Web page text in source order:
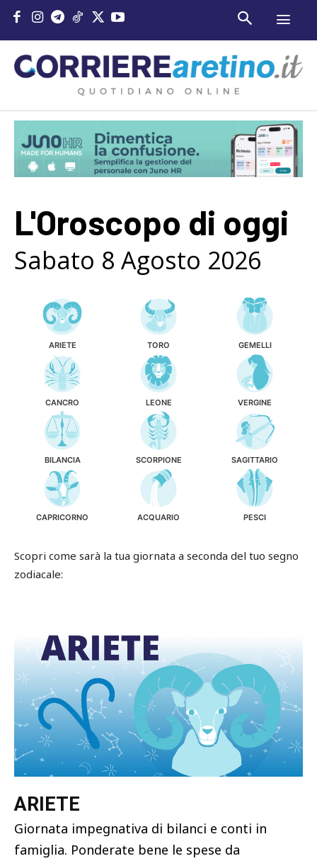
L'Oroscopo di oggi
Sabato 8 Agosto 2026
ARIETE TORO GEMELLI
CANCRO LEONE VERGINE
BILANCIA SCORPIONE SAGITTARIO
CAPRICORNO ACQUARIO PESCI
Scopri come sarà la tua giornata a seconda del tuo segno
zodiacale:
ARIETE
Giornata impegnativa di bilanci e conti in
famiglia. Ponderate bene le spese da